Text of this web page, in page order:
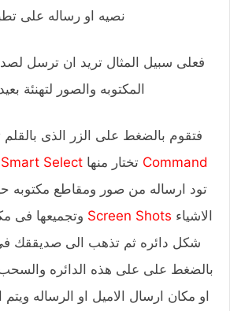
نصيه او رساله على
فعلى سبيل المثال تريد ان ترسل
المكتوبه والصور لتهنئة
فتقوم بالضغط على الزر الذى
Command تختار منها Smart Select
تود ارساله من صور ومقاطع مكتوبه
الاشياء Screen Shots وتجميعها فى
شكل دائره ثم تذهب الى صديققك
بالضغط على على هذه الدائره والسحب
او مكان ارسال الاميل او الرساله